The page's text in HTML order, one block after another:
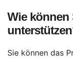
Wie können
Sie können das